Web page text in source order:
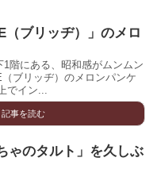
（ブリッヂ）」のメロ
階にある、昭和感がムンムン
ブリッヂ）のメロンパンケ
でイン...
記事を読む
ゃのタルト」を久しぶ